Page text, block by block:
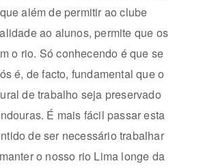
além de permitir ao clube
ao alunos, permite que os
o rio. Só conhecendo é que se
é, de facto, fundamental que o
de trabalho seja preservado
É mais fácil passar esta
de ser necessário trabalhar
o nosso rio Lima longe da